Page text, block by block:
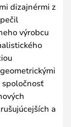
dizajnérmi z
výrobcu
spoločnosť
a